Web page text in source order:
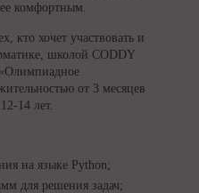
комфортным.
кто хочет участвовать и
школой CODDY
«Олимпиадное
от 3 месяцев
14 лет.
на языке Python;
для решения задач;